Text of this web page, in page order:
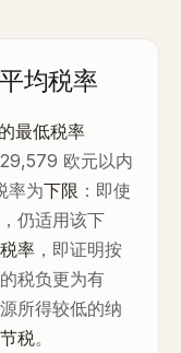
均税率
最低税率
欧元以内
率为下限 ：即使
仍适用该下
率 ，即证明按
税负更为有
所得较低的纳
税。